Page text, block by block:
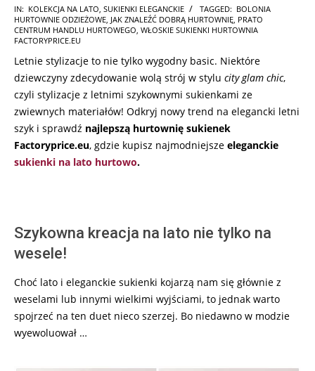
2025-
09-
04
IN: KOLEKCJA NA LATO, SUKIENKI ELEGANCKIE TAGGED: BOLONIA
HURTOWNIE ODZIEŻOWE, JAK ZNALEŹĆ DOBRĄ HURTOWNIĘ, PRATO
CENTRUM HANDLU HURTOWEGO, WŁOSKIE SUKIENKI HURTOWNIA
FACTORYPRICE.EU
Letnie stylizacje to nie tylko wygodny basic. Niektóre
dziewczyny zdecydowanie wolą strój w stylu city glam chic,
czyli stylizacje z letnimi szykownymi sukienkami ze
zwiewnych materiałów! Odkryj nowy trend na elegancki letni
szyk i sprawdź najlepszą hurtownię sukienek
Factoryprice.eu, gdzie kupisz najmodniejsze eleganckie
sukienki na lato hurtowo.
Szykowna kreacja na lato nie tylko na
wesele!
Choć lato i eleganckie sukienki kojarzą nam się głównie z
weselami lub innymi wielkimi wyjściami, to jednak warto
spojrzeć na ten duet nieco szerzej. Bo niedawno w modzie
wyewoluował …